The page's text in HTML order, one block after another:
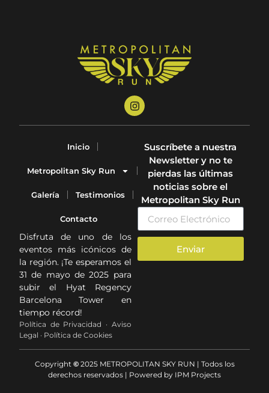
Inicio
Metropolitan Sky Run
Galería Testimonios
Contacto
Disfruta de uno de los
eventos más icónicos de
la región. ¡Te esperamos el
31 de mayo de 2025 para
subir el Hyat Regency
Barcelona Tower en
tiempo récord!
Política de Privacidad · Aviso
Legal · Política de Cookies
Suscríbete a nuestra
Newsletter y no te
pierdas las últimas
noticias sobre el
Metropolitan Sky Run
Enviar
Copyright ©2025 METROPOLITAN SKY RUN | Todos los
derechos reservados | Powered by IPM Projects